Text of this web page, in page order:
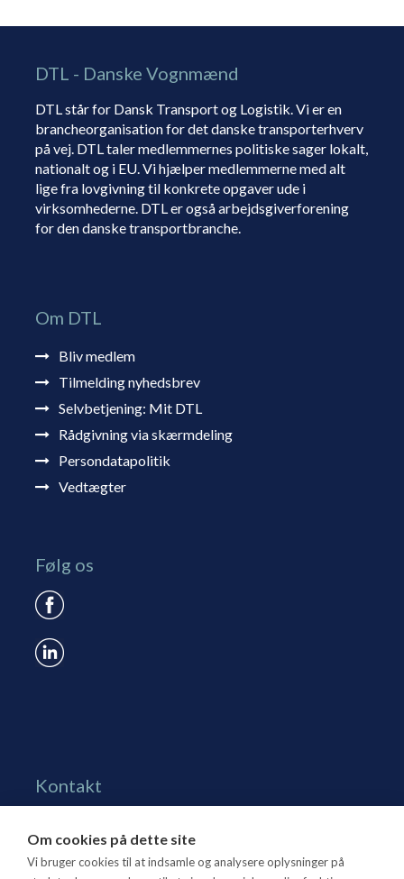
DTL - Danske Vognmænd
DTL står for Dansk Transport og Logistik. Vi er en
brancheorganisation for det danske transporterhverv
på vej. DTL taler medlemmernes politiske sager lokalt,
nationalt og i EU. Vi hjælper medlemmerne med alt
lige fra lovgivning til konkrete opgaver ude i
virksomhederne. DTL er også arbejdsgiverforening
for den danske transportbranche.
Om DTL
Bliv medlem
Tilmelding nyhedsbrev
Selvbetjening: Mit DTL
Rådgivning via skærmdeling
Persondatapolitik
Vedtægter
Følg os
Kontakt
1270 Kbh. K
Tlf. 70 15 95 00
Om cookies på dette site
Vi bruger cookies til at indsamle og analysere oplysninger på